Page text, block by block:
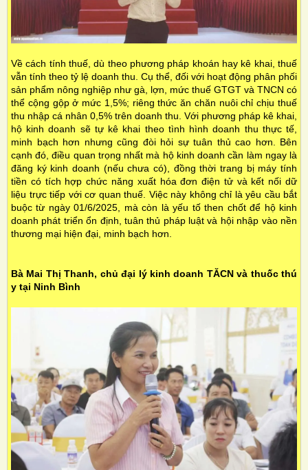
Về cách tính thuế, dù theo phương pháp khoán hay kê khai, thuế
vẫn tính theo tỷ lệ doanh thu. Cụ thể, đối với hoạt động phân phối
sản phẩm nông nghiệp như gà, lợn, mức thuế GTGT và TNCN có
thể cộng gộp ở mức 1,5%; riêng thức ăn chăn nuôi chỉ chịu thuế
thu nhập cá nhân 0,5% trên doanh thu. Với phương pháp kê khai,
hộ kinh doanh sẽ tự kê khai theo tình hình doanh thu thực tế,
minh bạch hơn nhưng cũng đòi hỏi sự tuân thủ cao hơn. Bên
cạnh đó, điều quan trọng nhất mà hộ kinh doanh cần làm ngay là
đăng ký kinh doanh (nếu chưa có), đồng thời trang bị máy tính
tiền có tích hợp chức năng xuất hóa đơn điện tử và kết nối dữ
liệu trực tiếp với cơ quan thuế. Việc này không chỉ là yêu cầu bắt
buộc từ ngày 01/6/2025, mà còn là yếu tố then chốt để hộ kinh
doanh phát triển ổn định, tuân thủ pháp luật và hội nhập vào nền
thương mại hiện đại, minh bạch hơn.
Bà Mai Thị Thanh, chủ đại lý kinh doanh TĂCN và thuốc thú
y tại Ninh Bình